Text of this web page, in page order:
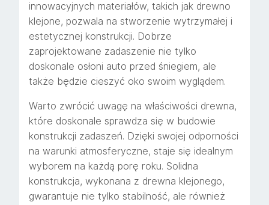
innowacyjnych materiałów, takich jak drewno
klejone, pozwala na stworzenie wytrzymałej i
estetycznej konstrukcji. Dobrze
zaprojektowane zadaszenie nie tylko
doskonale osłoni auto przed śniegiem, ale
także będzie cieszyć oko swoim wyglądem.
Warto zwrócić uwagę na właściwości drewna,
które doskonale sprawdza się w budowie
konstrukcji zadaszeń. Dzięki swojej odporności
na warunki atmosferyczne, staje się idealnym
wyborem na każdą porę roku. Solidna
konstrukcja, wykonana z drewna klejonego,
gwarantuje nie tylko stabilność, ale również